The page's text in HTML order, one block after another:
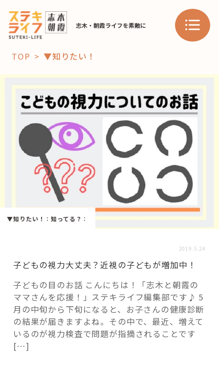
志木・朝霞ライフを素敵に
「コト」
子育て
暮らし
おすすめ
スポット 学び・教育
「場」
HAREL HAREL
活用事例
「モノ」
fleXe リノベ事例
「ひと」
TOP ▼知りたい！
▼知りたい！ ：知ってる？ ：
2019.5.24
子どもの視力大丈夫？近視の子どもが増加中！
子どもの目のお話 こんにちは！「志木と朝霞の
ママさんを応援！」ステキライフ編集部です♪ 5
月の中旬から下旬になると、お子さんの健康診断
の結果が届きますよね。その中で、最近、増えて
いるのが視力検査で問題が指摘されることです
[…]